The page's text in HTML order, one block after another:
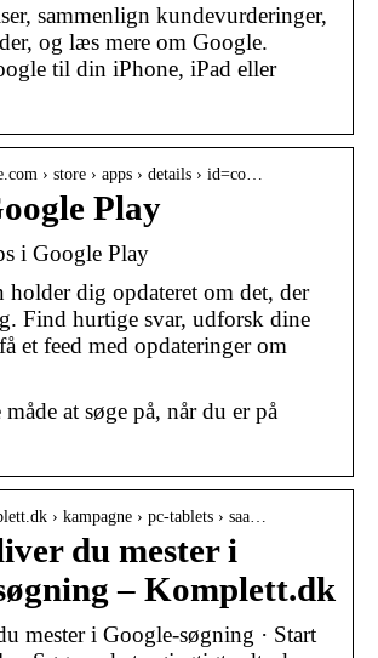
sammenlign kundevurderinger,
og læs mere om Google.
til din iPhone, iPad eller
› store › apps › details › id=co…
Play
i Google Play
holder dig opdateret om det, der
Find hurtige svar, udforsk dine
et feed med opdateringer om
måde at søge på, når du er på
› kampagne › pc-tablets › saa…
du mester i
– Komplett.dk
mester i Google-søgning · Start